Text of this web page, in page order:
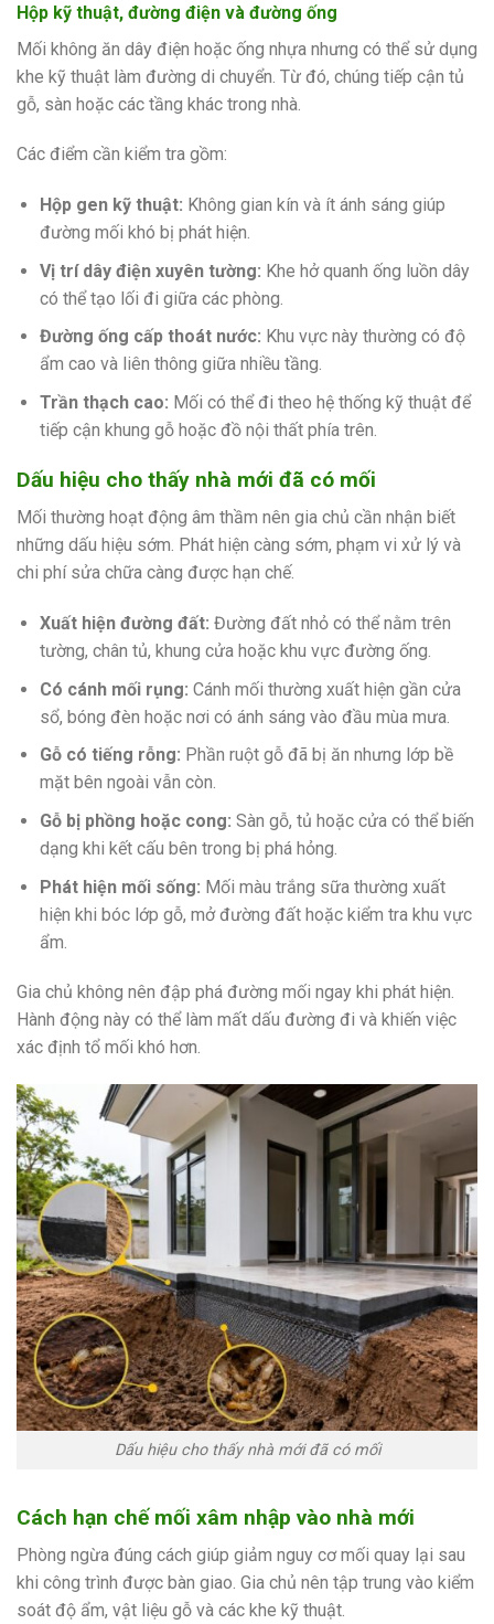
Hộp kỹ thuật, đường điện và đường ống
Mối không ăn dây điện hoặc ống nhựa nhưng có thể sử dụng
khe kỹ thuật làm đường di chuyển. Từ đó, chúng tiếp cận tủ
gỗ, sàn hoặc các tầng khác trong nhà.
Các điểm cần kiểm tra gồm:
Hộp gen kỹ thuật: Không gian kín và ít ánh sáng giúp
đường mối khó bị phát hiện.
Vị trí dây điện xuyên tường: Khe hở quanh ống luồn dây
có thể tạo lối đi giữa các phòng.
Đường ống cấp thoát nước: Khu vực này thường có độ
ẩm cao và liên thông giữa nhiều tầng.
Trần thạch cao: Mối có thể đi theo hệ thống kỹ thuật để
tiếp cận khung gỗ hoặc đồ nội thất phía trên.
Dấu hiệu cho thấy nhà mới đã có mối
Mối thường hoạt động âm thầm nên gia chủ cần nhận biết
những dấu hiệu sớm. Phát hiện càng sớm, phạm vi xử lý và
chi phí sửa chữa càng được hạn chế.
Xuất hiện đường đất: Đường đất nhỏ có thể nằm trên
tường, chân tủ, khung cửa hoặc khu vực đường ống.
Có cánh mối rụng: Cánh mối thường xuất hiện gần cửa
sổ, bóng đèn hoặc nơi có ánh sáng vào đầu mùa mưa.
Gỗ có tiếng rỗng: Phần ruột gỗ đã bị ăn nhưng lớp bề
mặt bên ngoài vẫn còn.
Gỗ bị phồng hoặc cong: Sàn gỗ, tủ hoặc cửa có thể biến
dạng khi kết cấu bên trong bị phá hỏng.
Phát hiện mối sống: Mối màu trắng sữa thường xuất
hiện khi bóc lớp gỗ, mở đường đất hoặc kiểm tra khu vực
ẩm.
Gia chủ không nên đập phá đường mối ngay khi phát hiện.
Hành động này có thể làm mất dấu đường đi và khiến việc
xác định tổ mối khó hơn.
Dấu hiệu cho thấy nhà mới đã có mối
Cách hạn chế mối xâm nhập vào nhà mới
Phòng ngừa đúng cách giúp giảm nguy cơ mối quay lại sau
khi công trình được bàn giao. Gia chủ nên tập trung vào kiểm
soát độ ẩm, vật liệu gỗ và các khe kỹ thuật.